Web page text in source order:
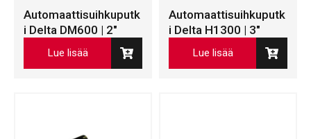
Automaattisuihkuputk
i Delta DM600 | 2″
Lue lisää
Automaattisuihkuputk
i Delta H1300 | 3″
Lue lisää